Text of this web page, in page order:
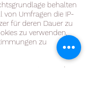
behalten
von Umfragen die IP-
für deren Dauer zu
zu verwenden,
zu
Kommentare und